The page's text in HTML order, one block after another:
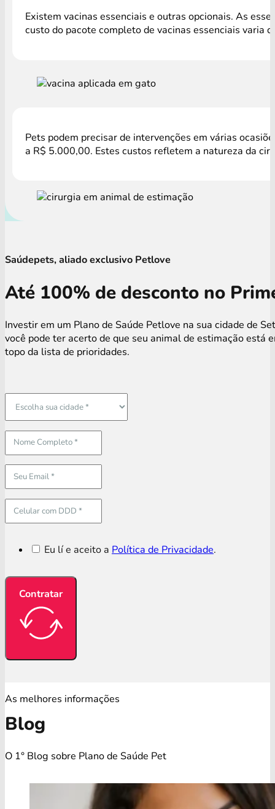
Existem vacinas essenciais e outras opcionais. As
custo do pacote completo de vacinas essenciais varia
Pets podem precisar de intervenções em várias
a R$ 5.000,00. Estes custos refletem a natureza da
Saúdepets, aliado exclusivo Petlove
Até 100% de desconto no
Investir em um Plano de Saúde Petlove na sua cidade de
você pode ter acerto de que seu animal de estimação está
topo da lista de prioridades.
Eu lí e aceito a Política de Privacidade.
Contratar
As melhores informações
Blog
O 1° Blog sobre Plano de Saúde Pet